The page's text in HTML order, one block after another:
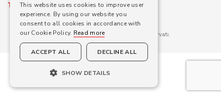
Tutela della privacy
© Aircash d.o.o. 2026. Tutti i diritti riservati.
CROATIAN
GERMAN
SLOVENIAN
ROMANIAN
This website uses cookies to improve user
experience. By using our website you
consent to all cookies in accordance with
our Cookie Policy. Read more
ACCEPT ALL DECLINE ALL
SHOW DETAILS